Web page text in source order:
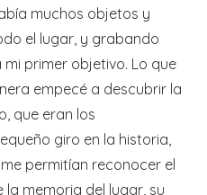
muchos objetos y
el lugar, y grabando
primer objetivo. Lo que
empecé a descubrir la
que eran los
giro en la historia,
permitían reconocer el
memoria del lugar, su